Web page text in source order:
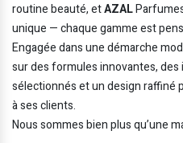
routine beauté, etAZAL
unique — chaque gamme est
Engagée dans une démarche
sur des formules innovantes,
sélectionnés et un design raffiné
à ses clients.
Nous sommes bien plus qu’une